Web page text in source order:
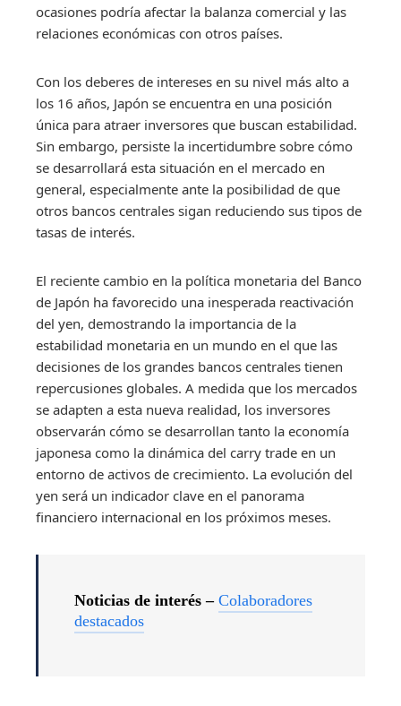
ocasiones podría afectar la balanza comercial y las
relaciones económicas con otros países.
Con los deberes de intereses en su nivel más alto a
los 16 años, Japón se encuentra en una posición
única para atraer inversores que buscan estabilidad.
Sin embargo, persiste la incertidumbre sobre cómo
se desarrollará esta situación en el mercado en
general, especialmente ante la posibilidad de que
otros bancos centrales sigan reduciendo sus tipos de
tasas de interés.
El reciente cambio en la política monetaria del Banco
de Japón ha favorecido una inesperada reactivación
del yen, demostrando la importancia de la
estabilidad monetaria en un mundo en el que las
decisiones de los grandes bancos centrales tienen
repercusiones globales. A medida que los mercados
se adapten a esta nueva realidad, los inversores
observarán cómo se desarrollan tanto la economía
japonesa como la dinámica del carry trade en un
entorno de activos de crecimiento. La evolución del
yen será un indicador clave en el panorama
financiero internacional en los próximos meses.
Noticias de interés – Colaboradores
destacados